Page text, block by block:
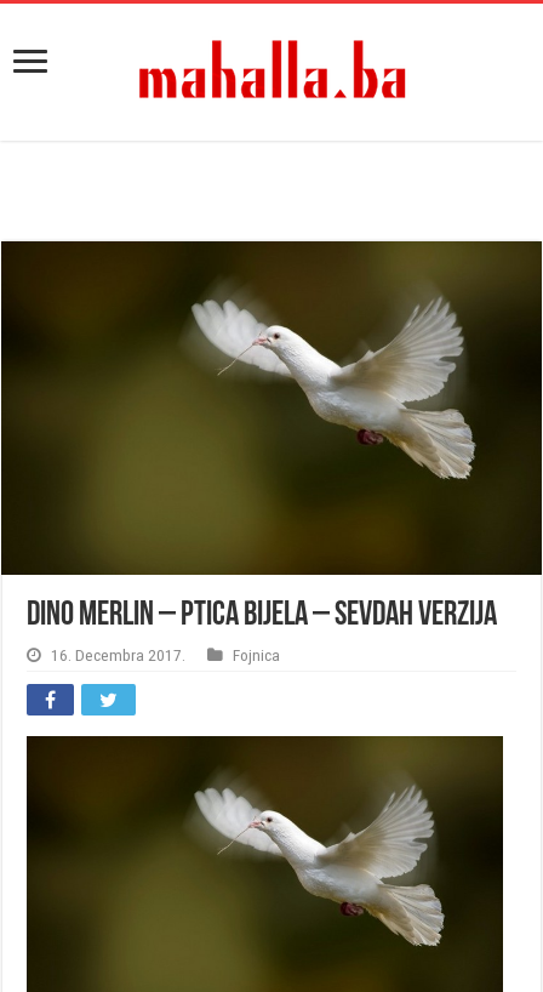
Dino Merlin – Ptica Bijela – Sevdah verzija
16. Decembra 2017. Fojnica